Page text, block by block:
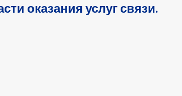
оказания услуг связи.